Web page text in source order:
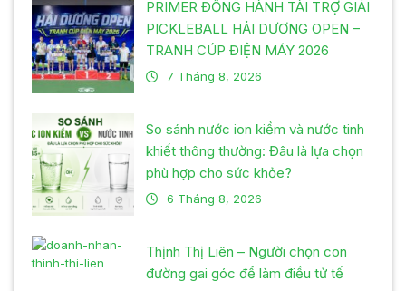
PRIMER ĐỒNG HÀNH TÀI TRỢ GIẢI
PICKLEBALL HẢI DƯƠNG OPEN –
TRANH CÚP ĐIỆN MÁY 2026
7 Tháng 8, 2026
So sánh nước ion kiềm và nước tinh
khiết thông thường: Đâu là lựa chọn
phù hợp cho sức khỏe?
6 Tháng 8, 2026
Thịnh Thị Liên – Người chọn con
đường gai góc để làm điều tử tế